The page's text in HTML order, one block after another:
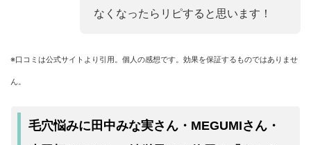
なくなったらリピすると思います！
※口コミは公式サイトより引用。個人の感想です。効果を保証するものではありませ
ん。
毛穴悩みに田中みな実さん・MEGUMIさん・